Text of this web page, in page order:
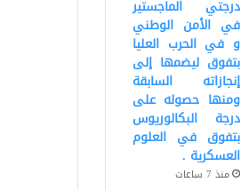
درجتي الماجستير
في الأمن الوطني
و في الحرب العليا
بتفوق ليضمها إلى
إنجازاته السابقة
ومنها حصوله على
درجة البكالوريوس
بتفوق في العلوم
العسكرية .
منذ 7 ساعات